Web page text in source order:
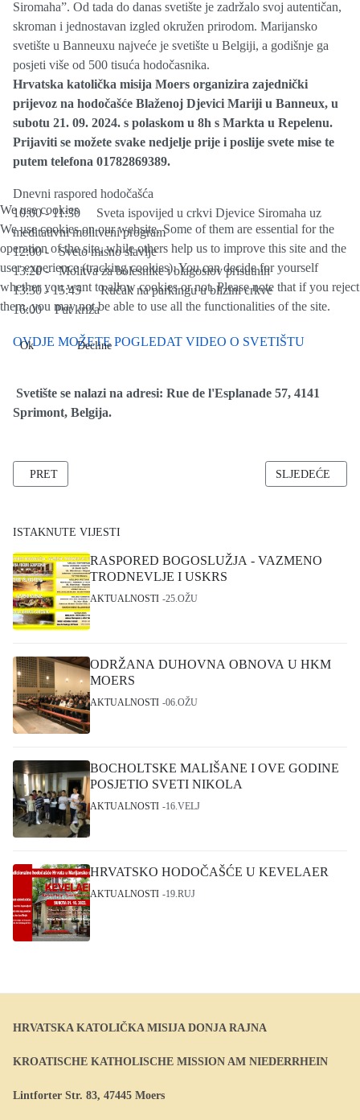
Siromaha”. Od tada do danas svetište je zadržalo svoj autentičan,
skroman i jednostavan izgled okružen prirodom. Marijansko
svetište u Banneuxu najveće je svetište u Belgiji, a godišnje ga
posjeti više od 500 tisuća hodočasnika.
Hrvatska katolička misija Moers organizira zajednički
prijevoz na hodočašće Blaženoj Djevici Mariji u Banneux, u
subotu 21. 09. 2024. s polaskom u 8h s Markta u Repelenu.
Prijaviti se možete svake nedjelje prije i poslije svete mise te
putem telefona 01782869389.
Dnevni raspored hodočašća
10:00 - 11:30 Sveta ispovijed u crkvi Djevice Siromaha uz
meditativni molitveni program
12:00 - Sveto misno slavlje
13:20 - Molitva za bolesnike i blagoslov prisutnih
13:30 - 15:45 Ručak na parkingu u blizini crkve
16:00 Put križa
OVDJE MOŽETE POGLEDAT VIDEO O SVETIŠTU
Svetište se nalazi na adresi: Rue de l'Esplanade 57, 4141
Sprimont, Belgija.
PRETHODNI ČLANAK: VJERNICI IZ HKM MOERS
PRET SLJEDEĆI
SLJEDEĆE
ISTAKNUTE VIJESTI
RASPORED BOGOSLUŽJA - VAZMENO
TRODNEVLJE I USKRS
AKTUALNOSTI 25.OŽU
ODRŽANA DUHOVNA OBNOVA U HKM
MOERS
AKTUALNOSTI 06.OŽU
BOCHOLTSKE MALIŠANE I OVE GODINE
POSJETIO SVETI NIKOLA
AKTUALNOSTI 16.VELJ
HRVATSKO HODOČAŠĆE U KEVELAER
AKTUALNOSTI 19.RUJ
HRVATSKA KATOLIČKA MISIJA DONJA RAJNA
KROATISCHE KATHOLISCHE MISSION AM NIEDERRHEIN
Lintforter Str. 83, 47445 Moers
We use cookies
We use cookies on our website. Some of them are essential for the
operation of the site, while others help us to improve this site and the
user experience (tracking cookies). You can decide for yourself
whether you want to allow cookies or not. Please note that if you reject
them, you may not be able to use all the functionalities of the site.
Ok Decline